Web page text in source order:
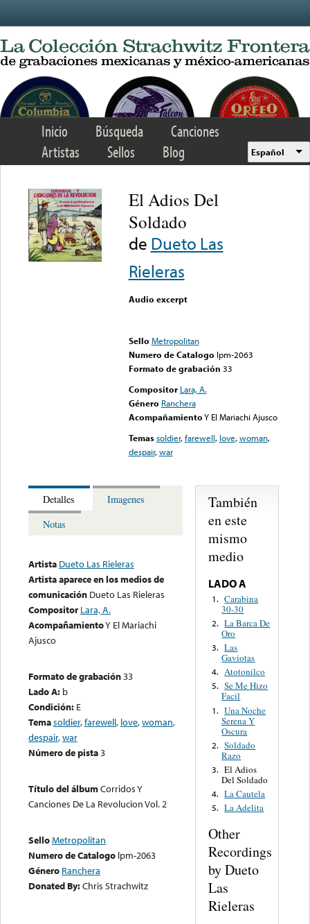
Inicio Búsqueda
Canciones
Artistas
Sellos Blog Español
El Adios Del
Soldado
de Dueto Las
Rieleras
Audio excerpt
Sello Metropolitan
Numero de Catalogo lpm-2063
Formato de grabación 33
Compositor Lara, A.
Género Ranchera
AcompañamientoY El Mariachi Ajusco
Temas soldier,farewell, love,woman,
despair,war
Detalles
Imagenes
Notas
Artista Dueto Las Rieleras
Artista aparece en los medios de
comunicación Dueto Las Rieleras
Compositor Lara, A.
AcompañamientoY El Mariachi
Ajusco
Formato de grabación33
Lado A: b
Condición: E
Temasoldier,farewell, love,woman,
despair,war
Número de pista3
Título del álbumCorridos Y
Canciones De La Revolucion Vol. 2
SelloMetropolitan
Numero de Catalogo lpm-2063
Género Ranchera
Donated By:Chris Strachwitz
También
en este
mismo
medio
LADO A
1. Carabina
30-30
2. La Barca De
Oro
3. Las
Gaviotas
4. Atotonilco
5. Se Me Hizo
Facil
1. Una Noche
Serena Y
Oscura
2. Soldado
Razo
3. El Adios
Del Soldado
4. La Cautela
5. La Adelita
Other
Recordings
by Dueto
Las
Rieleras